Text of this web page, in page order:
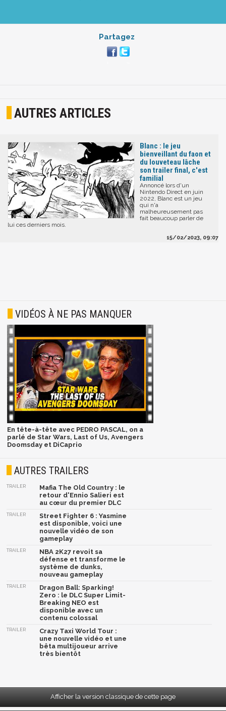
Partagez
AUTRES ARTICLES
Blanc : le jeu
bienveillant du faon et
du louveteau lâche
son trailer final, c'est
familial
Annoncé lors d'un
Nintendo Direct en juin
2022, Blanc est un jeu
qui n'a
malheureusement pas
fait beaucoup parler de
lui ces derniers mois.
15/02/2023, 09:07
VIDÉOS À NE PAS MANQUER
En tête-à-tête avec PEDRO PASCAL, on a
parlé de Star Wars, Last of Us, Avengers
Doomsday et DiCaprio
AUTRES TRAILERS
TRAILER
Mafia The Old Country : le
retour d'Ennio Salieri est
au cœur du premier DLC
TRAILER
Street Fighter 6 : Yasmine
est disponible, voici une
nouvelle vidéo de son
gameplay
TRAILER
NBA 2K27 revoit sa
défense et transforme le
système de dunks,
nouveau gameplay
TRAILER
Dragon Ball: Sparking!
Zero : le DLC Super Limit-
Breaking NEO est
disponible avec un
contenu colossal
TRAILER
Crazy Taxi World Tour :
une nouvelle vidéo et une
bêta multijoueur arrive
très bientôt
Afficher la version classique de cette page